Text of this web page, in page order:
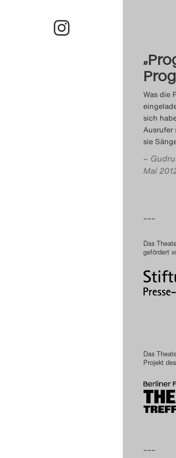
Was die
sich
Ausrufer
sie
–
Mai
–––
Das
gefördert
Das
Projekt des
–––